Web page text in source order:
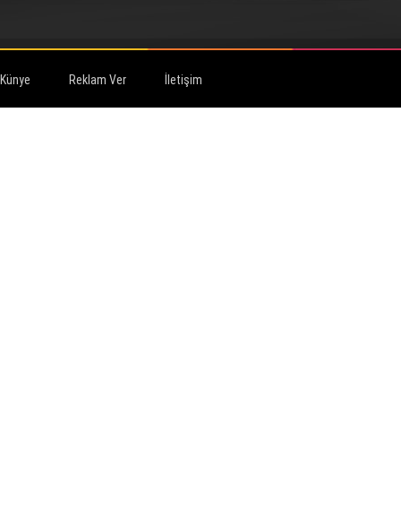
Künye Reklam Ver İletişim